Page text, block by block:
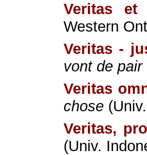
Veritas et
Western
Veritas -
vont de pair
Veritas
chose
Veritas,
(Univ.